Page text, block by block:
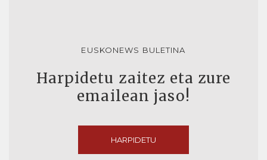
EUSKONEWS BULETINA
Harpidetu zaitez eta zure
emailean jaso!
HARPIDETU